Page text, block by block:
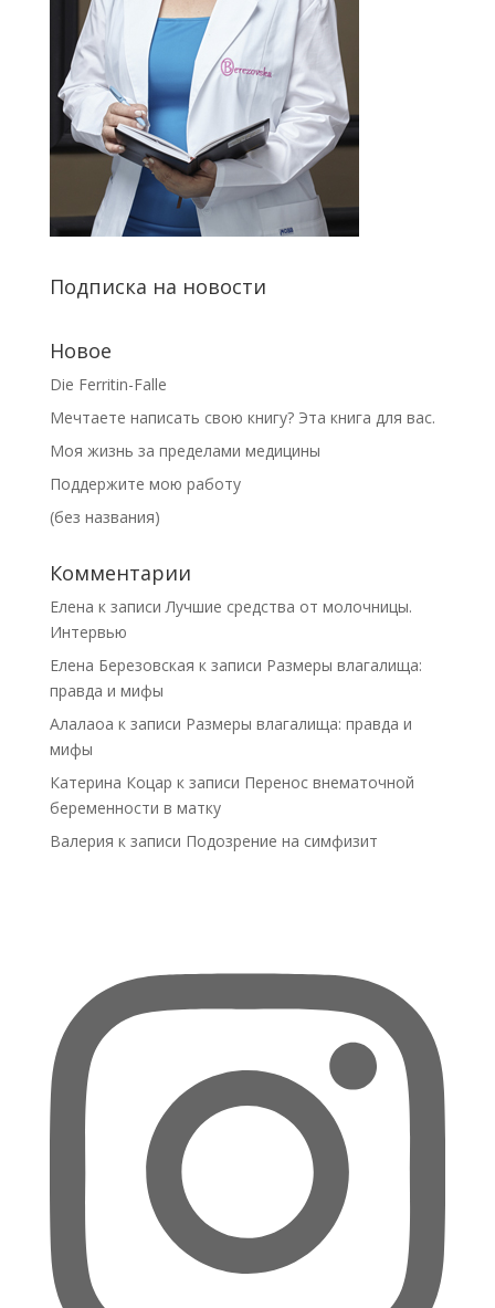
Подписка на новости
Новое
Die Ferritin-Falle
Мечтаете написать свою книгу? Эта книга для вас.
Моя жизнь за пределами медицины
Поддержите мою работу
(без названия)
Комментарии
Елена к записиЛучшие средства от молочницы.
Интервью
Елена Березовская к записи Размеры влагалища:
правда и мифы
Алалаоа к записи Размеры влагалища: правда и
мифы
Катерина Коцар к записи Перенос внематочной
беременности в матку
Валерия к записи Подозрение на симфизит